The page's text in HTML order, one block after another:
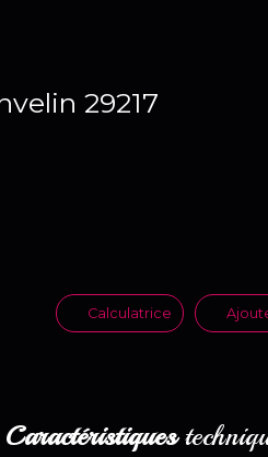
29217
Calculatrice
Caractéristiques